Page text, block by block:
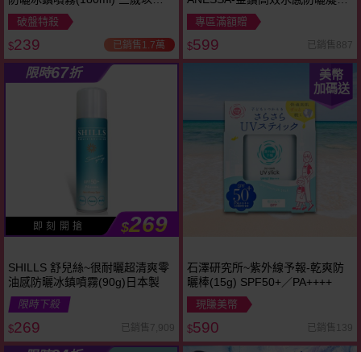
寶寶適用
破盤特殺
$239 已銷售1.7萬
(SPF50+)90g
專區滿額贈
$599 已銷售887
限時67折
即 刻 開 搶 $269
SHILLS 舒兒絲~很耐曬超清爽零
油感防曬冰鎮噴霧(90g)日本製
限時下殺
$269 已銷售7,909
美幣
加碼送
石澤研究所~紫外線予報-乾爽防
曬棒(15g) SPF50+／PA++++
現賺美幣
$590 已銷售139